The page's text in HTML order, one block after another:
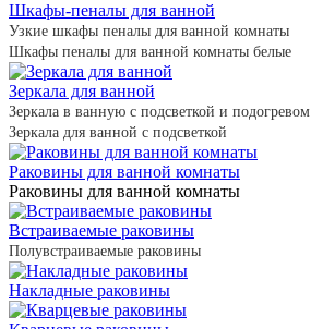
Шкафы-пеналы для ванной
Узкие шкафы пеналы для ванной комнаты
Шкафы пеналы для ванной комнаты белые
Зеркала для ванной
Зеркала в ванную с подсветкой и подогревом
Зеркала для ванной с подсветкой
Раковины для ванной комнаты
Раковины для ванной комнаты
Встраиваемые раковины
Полувстраиваемые раковины
Накладные раковины